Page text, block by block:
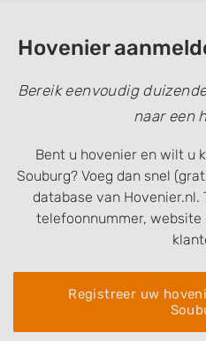
Hovenier
Bereik eenvoudig
naar een
Bent u hovenier en wilt u
Souburg? Voeg dan snel
database van Hovenier.nl.
telefoonnummer,
Registreer uw